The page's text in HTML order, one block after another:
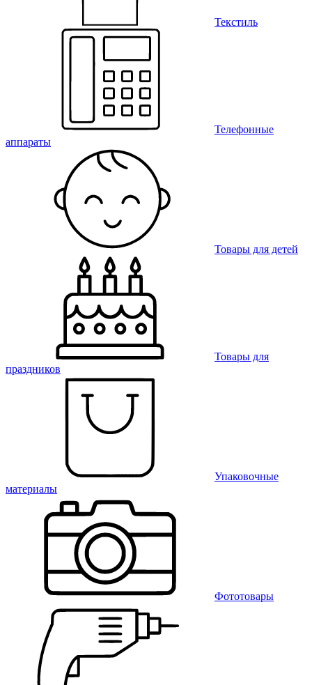
Текстиль
Телефонные
аппараты
Товары для детей
Товары для
праздников
Упаковочные
материалы
Фототовары